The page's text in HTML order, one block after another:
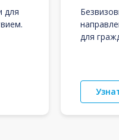
для
для